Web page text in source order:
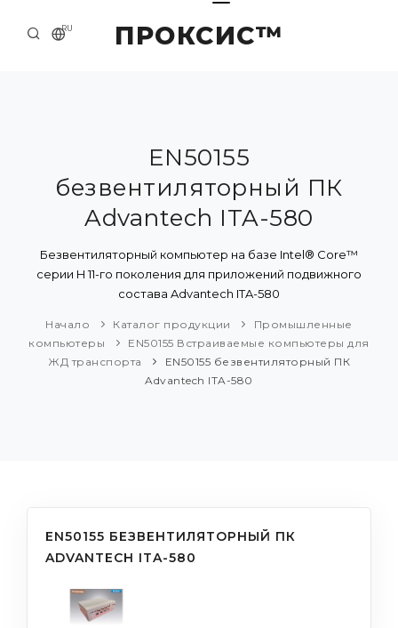
ПРОКСИС™
RU
ПРИМЕРЫ И РЕШЕНИЯ
КАТАЛОГ ПРОДУКЦИИ
ПРЕСС-ЦЕНТР
EN50155
безвентиляторный ПК
Advantech ITA-580
Безвентиляторный компьютер на базе Intel® Core™
серии H 11-го поколения для приложений подвижного
состава Advantech ITA-580
Начало Каталог продукции
Промышленные
компьютеры
EN50155 Встраиваемые компьютеры для
ЖД транспорта
EN50155 безвентиляторный ПК
Advantech ITA-580
EN50155 БЕЗВЕНТИЛЯТОРНЫЙ ПК
ADVANTECH ITA-580